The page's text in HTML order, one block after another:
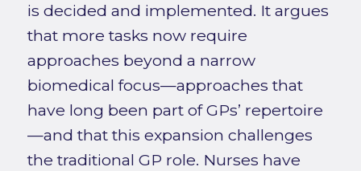
is decided and implemented. It argues
that more tasks now require
approaches beyond a narrow
biomedical focus—approaches that
have long been part of GPs’ repertoire
—and that this expansion challenges
the traditional GP role. Nurses have